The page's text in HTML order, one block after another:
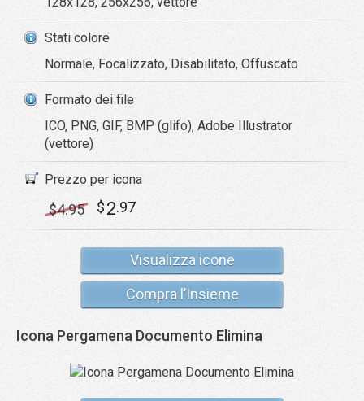
Stati colore
Normale, Focalizzato, Disabilitato, Offuscato
Formato dei file
ICO, PNG, GIF, BMP (glifo), Adobe Illustrator
(vettore)
Prezzo per icona
$4.95 $2.97
Visualizza icone
Compra l’Insieme
Icona Pergamena Documento Elimina